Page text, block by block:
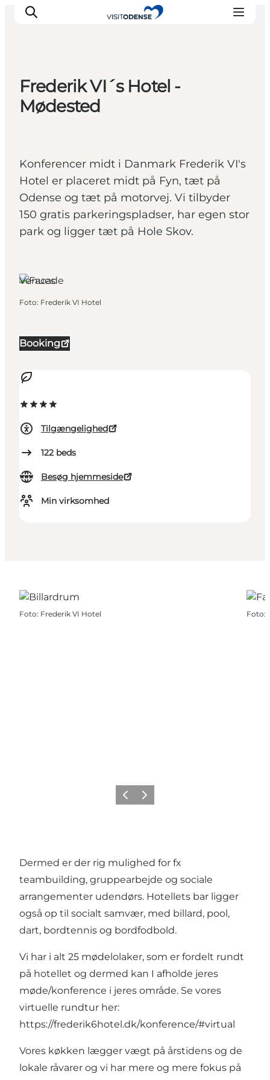
Oplev Odense
Frederik VI´s Hotel -
Mødested
Konferencer midt i Danmark Frederik VI's
Hotel er placeret midt på Fyn, tæt på
Odense og tæt på motorvej. Vi tilbyder
150 gratis parkeringspladser, har egen stor
park og ligger tæt på Hole Skov.
Booking
Tilgængelighed
122 beds
Besøg hjemmeside
Min virksomhed
Venues
Foto: Frederik VI Hotel
Foto: Frederik VI Hotel Foto:
ForrigeNæste
Dermed er der rig mulighed for fx
teambuilding, gruppearbejde og sociale
arrangementer udendørs. Hotellets bar ligger
også op til socialt samvær, med billard, pool,
dart, bordtennis og bordfodbold.
Vi har i alt 25 mødelolaker, som er fordelt rundt
på hotellet og dermed kan I afholde jeres
møde/konference i jeres område. Se vores
virtuelle rundtur her:
https://frederik6hotel.dk/konference/#virtual
Vores køkken lægger vægt på årstidens og de
lokale råvarer og vi har mere og mere fokus på